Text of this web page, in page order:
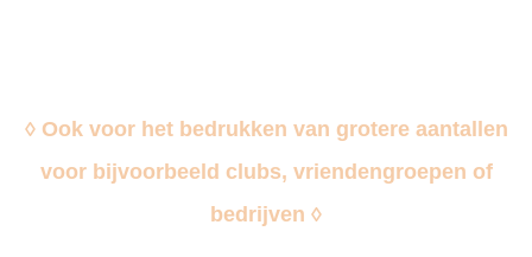
◊ Ook voor het bedrukken van grotere aantallen
voor bijvoorbeeld clubs, vriendengroepen of
bedrijven ◊